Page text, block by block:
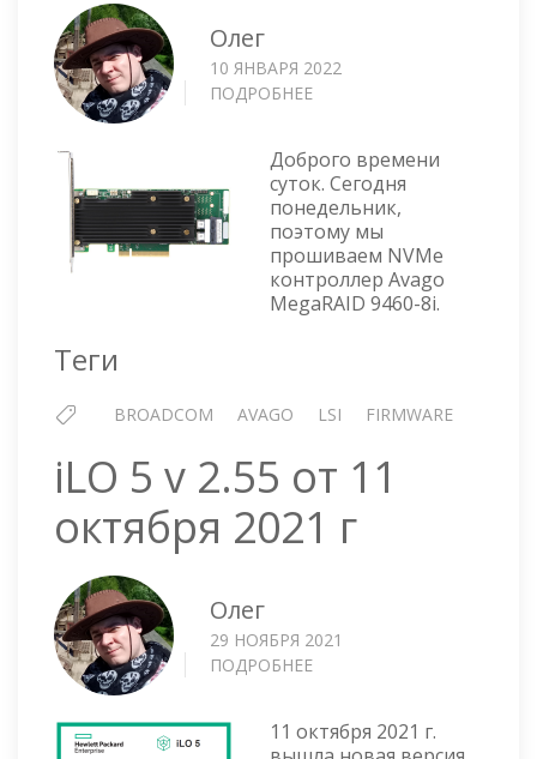
Олег
10 ЯНВАРЯ 2022
ПОДРОБНЕЕ
КОНТРОЛЛЕРА
AVAGO
MEGARAID
9460-
8I
Доброго времени
суток. Сегодня
понедельник,
поэтому мы
прошиваем NVMe
контроллер Avago
MegaRAID 9460-8i.
Теги
BROADCOM AVAGO LSI FIRMWARE
iLO 5 v 2.55 от 11
октября 2021 г
Олег
29 НОЯБРЯ 2021
ПОДРОБНЕЕ
V
11 октября 2021 г.